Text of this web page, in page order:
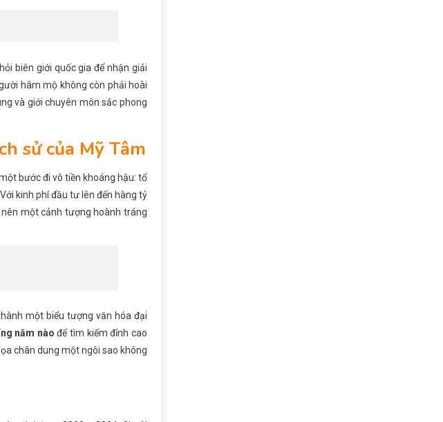
biên giới quốc gia để nhận giải
hâm mộ không còn phải hoài
và giới chuyên môn sắc phong
sử của Mỹ Tâm
bước đi vô tiền khoáng hậu: tổ
kinh phí đầu tư lên đến hàng tỷ
một cảnh tượng hoành tráng
một biểu tượng văn hóa đại
năm nào để tìm kiếm đỉnh cao
chân dung một ngôi sao không